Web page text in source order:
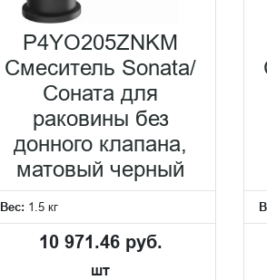
P4YO205ZNKM
Смеситель Sonata/
Соната для
раковины без
донного клапана,
матовый черный
Вес: 1.5 кг
10 971.46 руб.
шт